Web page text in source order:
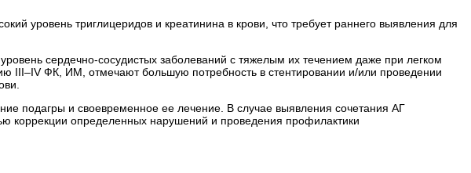
уровень триглицеридов и креатинина в крови, что требует раннего выявления для
сердечно-сосудистых заболеваний с тяжелым их течением даже при легком
III–IV ФК, ИМ, отмечают большую потребность в стентировании и/или проведении
подагры и своевременное ее лечение. В случае выявления сочетания АГ
коррекции определенных нарушений и проведения профилактики